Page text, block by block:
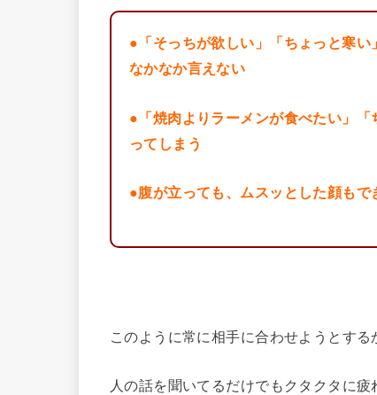
●「そっちが欲しい」「ちょっと寒
なかなか言えない
●「焼肉よりラーメンが食べたい」
ってしまう
●腹が立っても、ムスッとした顔もで
このように常に相手に合わせようとする
人の話を聞いてるだけでもクタクタに疲